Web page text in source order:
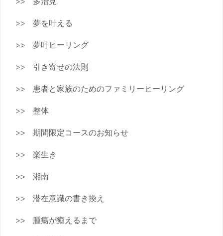
夢を叶える
夢叶ヒーリング
引き寄せの法則
患者と家族のためのファミリーヒーリング
整体
期間限定コースのお知らせ
楽生き
湘南
潜在意識の書き換え
腫瘍が癒えるまで